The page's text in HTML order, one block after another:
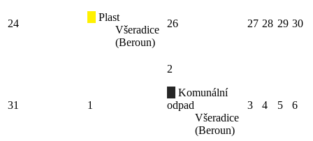
24
Plast
Všeradice
(Beroun)
26 27 28 29 30
31 1
2
Komunální
odpad
Všeradice
(Beroun)
3 4 5 6